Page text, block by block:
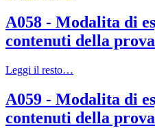
A058 - Modalita di
contenuti della
Leggi il resto…
A059 - Modalita di
contenuti della